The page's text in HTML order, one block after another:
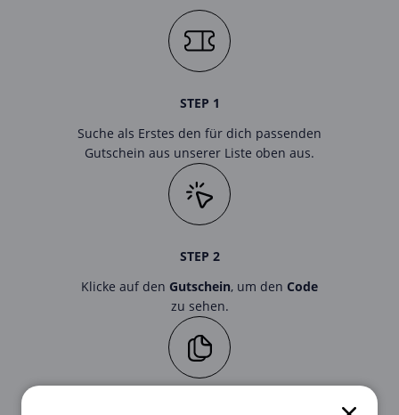
STEP 1
Suche als Erstes den für dich passenden
Gutschein aus unserer Liste oben aus.
STEP 2
Klicke auf den Gutschein, um den Code
zu sehen.